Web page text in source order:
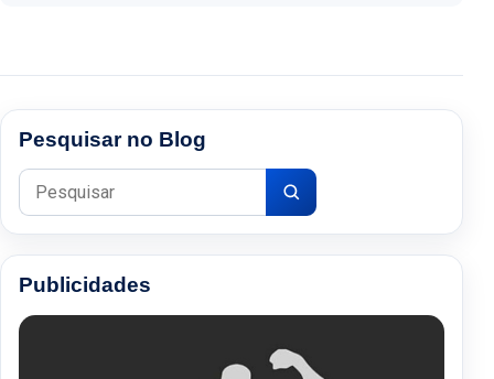
Pesquisar no Blog
Pesquisar por:
Publicidades